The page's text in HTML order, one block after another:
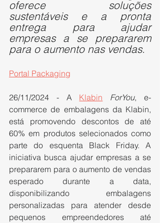
oferece soluções
sustentáveis e a pronta
entrega para ajudar
empresas a se prepararem
para o aumento nas vendas.
Portal Packaging
26/11/2024 - A Klabin ForYou, e-
commerce de embalagens da Klabin,
está promovendo descontos de até
60% em produtos selecionados como
parte do esquenta Black Friday. A
iniciativa busca ajudar empresas a se
prepararem para o aumento de vendas
esperado durante a data,
disponibilizando embalagens
personalizadas para atender desde
pequenos empreendedores até